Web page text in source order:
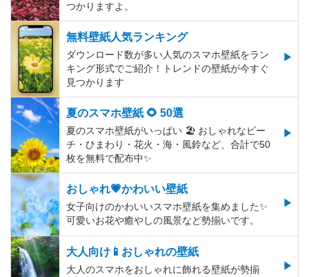
つかりますよ。
無料壁紙人気ランキング
ダウンロード数が多い人気のスマホ壁紙をラン
キング形式でご紹介！トレンドの壁紙が今すぐ
見つかります
夏のスマホ壁紙 🌻 50選
夏のスマホ壁紙がいっぱい 🏖 おしゃれなビー
チ・ひまわり・花火・海・風鈴など、合計で50
枚を無料で配布中✨
おしゃれ💗かわいい壁紙
女子向けのかわいいスマホ壁紙を集めました✨
可愛いお花や癒やしの風景など勢揃いです。
大人向け📱おしゃれの壁紙
大人のスマホをおしゃれに飾れる壁紙が勢揃